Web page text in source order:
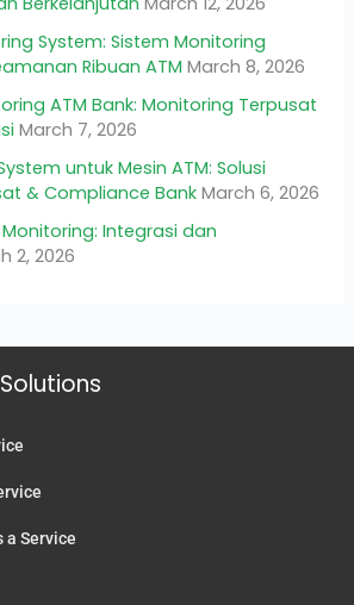
System: Sistem Monitoring
Ribuan ATM March 8, 2026
ATM Bank: Monitoring Terpusat
March 7, 2026
untuk Mesin ATM: Solusi
& Compliance Bank March 6, 2026
Integrasi dan
2, 2026
a Service